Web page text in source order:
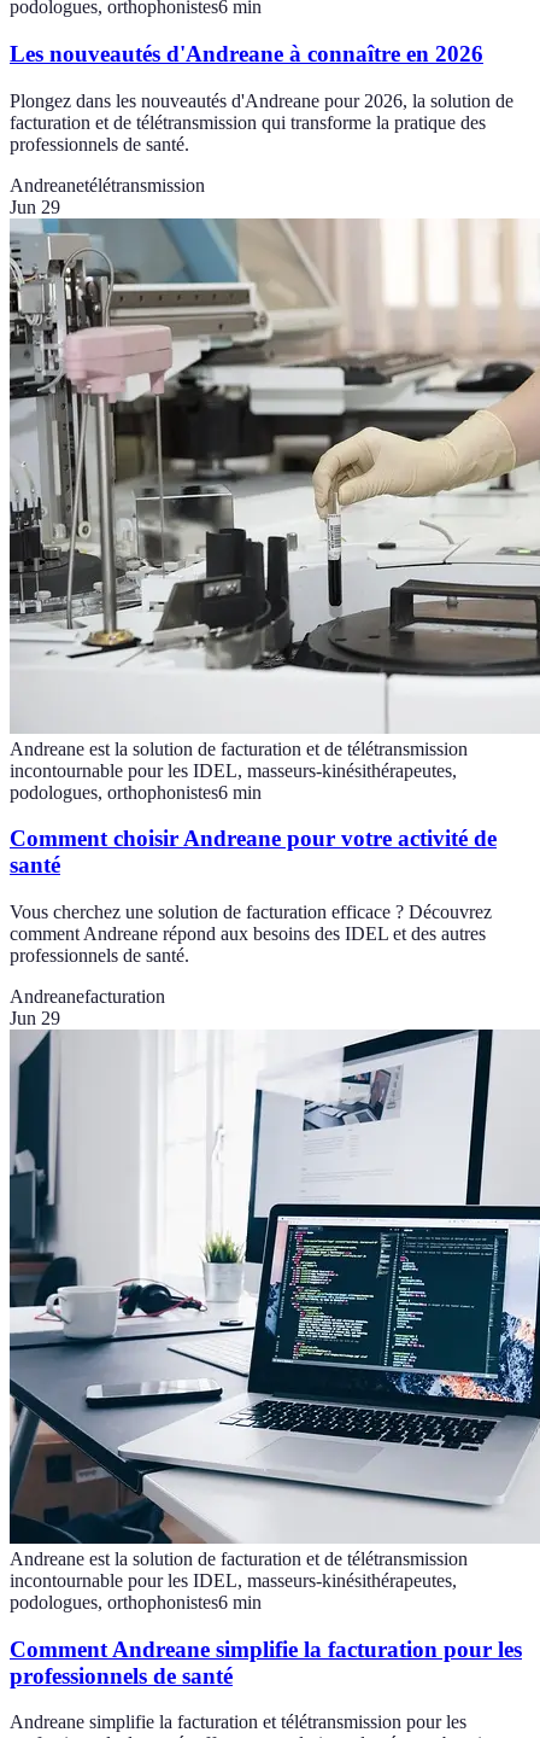
podologues, orthophonistes6 min
Les nouveautés d'Andreane à connaître en 2026
Plongez dans les nouveautés d'Andreane pour 2026, la solution de
facturation et de télétransmission qui transforme la pratique des
professionnels de santé.
Andreanetélétransmission
Jun 29
Andreane est la solution de facturation et de télétransmission
incontournable pour les IDEL, masseurs-kinésithérapeutes,
podologues, orthophonistes6 min
Comment choisir Andreane pour votre activité de
santé
Vous cherchez une solution de facturation efficace ? Découvrez
comment Andreane répond aux besoins des IDEL et des autres
professionnels de santé.
Andreanefacturation
Jun 29
Andreane est la solution de facturation et de télétransmission
incontournable pour les IDEL, masseurs-kinésithérapeutes,
podologues, orthophonistes6 min
Comment Andreane simplifie la facturation pour les
professionnels de santé
Andreane simplifie la facturation et télétransmission pour les